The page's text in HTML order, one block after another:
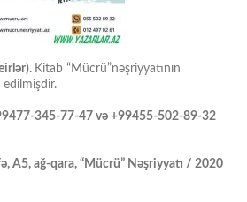
Kitab “Mücrü”nəşriyyatının
edilmişdir.
345-77-47 və +99455-502-89-32
A5, ağ-qara, “Mücrü” Nəşriyyatı / 2020